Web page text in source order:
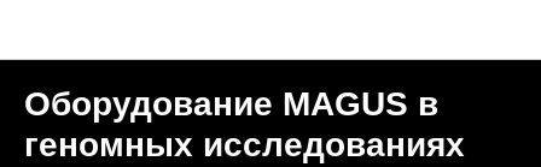
Оборудование MAGUS в
геномных исследованиях